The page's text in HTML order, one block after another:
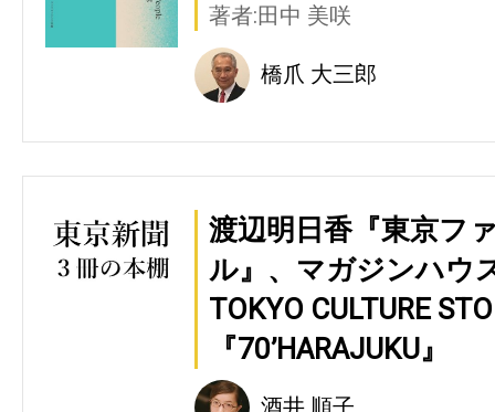
著者:田中 美咲
橋爪 大三郎
渡辺明日香『東京フ
ル』、マガジンハウ
TOKYO CULTURE
『70’HARAJUKU』
酒井 順子